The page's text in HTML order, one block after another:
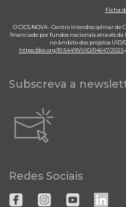
Ficha
O CICS.NOVA - Centro Interdisciplinar de
financiado por fundos nacionais através da
no âmbito dos projetos UID/
https://doi.org/10.54499/UID/04647/2025
Subscreva a
Redes Sociais